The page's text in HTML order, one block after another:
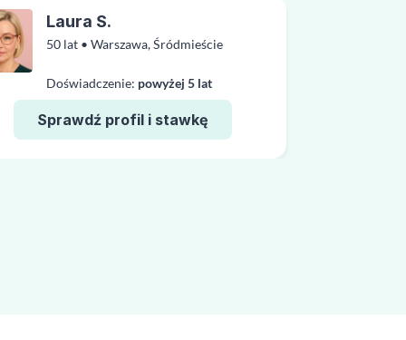
50 lat • Warszawa, Śródmieście
Doświadczenie: powyżej 5 lat
Sprawdź profil i stawkę
Laura S.